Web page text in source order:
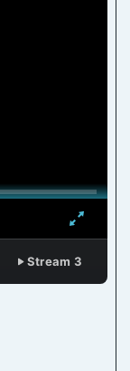
Stream 3